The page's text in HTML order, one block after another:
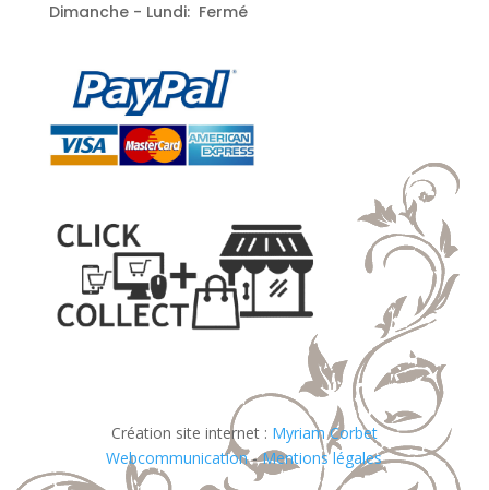
Dimanche - Lundi: Fermé
Création site internet : Myriam Corbet
Webcommunication-Mentions légales